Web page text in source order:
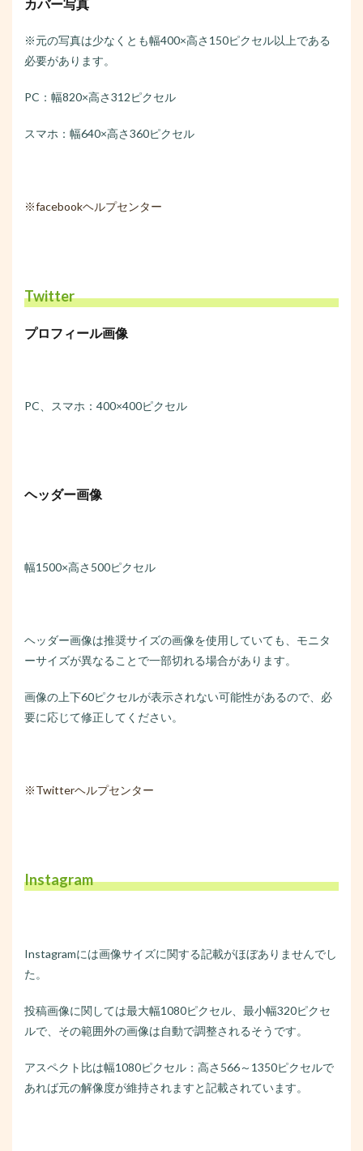
カバー写真
※元の写真は少なくとも幅400×高さ150ピクセル以上である
必要があります。
PC：幅820×高さ312ピクセル
スマホ：幅640×高さ360ピクセル
※facebookヘルプセンター
Twitter
プロフィール画像
PC、スマホ：400×400ピクセル
ヘッダー画像
幅1500×高さ500ピクセル
ヘッダー画像は推奨サイズの画像を使用していても、モニタ
ーサイズが異なることで一部切れる場合があります。
画像の上下60ピクセルが表示されない可能性があるので、必
要に応じて修正してください。
※Twitterヘルプセンター
Instagram
Instagramには画像サイズに関する記載がほぼありませんでし
た。
投稿画像に関しては最大幅1080ピクセル、最小幅320ピクセ
ルで、その範囲外の画像は自動で調整されるそうです。
アスペクト比は幅1080ピクセル：高さ566～1350ピクセルで
あれば元の解像度が維持されますと記載されています。